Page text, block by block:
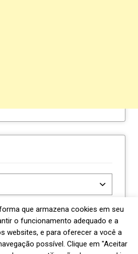
que armazena cookies em seu
o funcionamento adequado e a
websites, e para oferecer a você a
possível. Clique em "Aceitar